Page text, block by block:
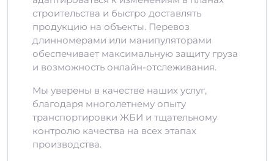
строительства и быстро доставлять
продукцию на объекты. Перевоз
длинномерами или манипуляторами
обеспечивает максимальную защиту груза
и возможность онлайн-отслеживания.
Мы уверены в качестве наших услуг,
благодаря многолетнему опыту
транспортировки ЖБИ и тщательному
контролю качества на всех этапах
производства.